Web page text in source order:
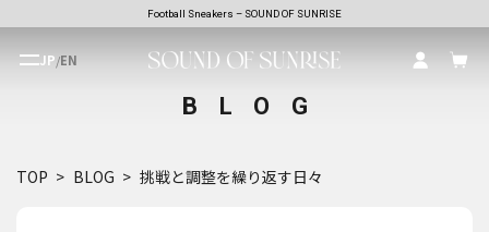
Football Sneakers – SOUND OF SUNRISE
JP/EN
BLOG
TOP BLOG 挑戦と調整を繰り返す日々